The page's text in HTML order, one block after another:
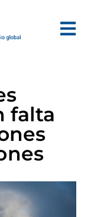
falta